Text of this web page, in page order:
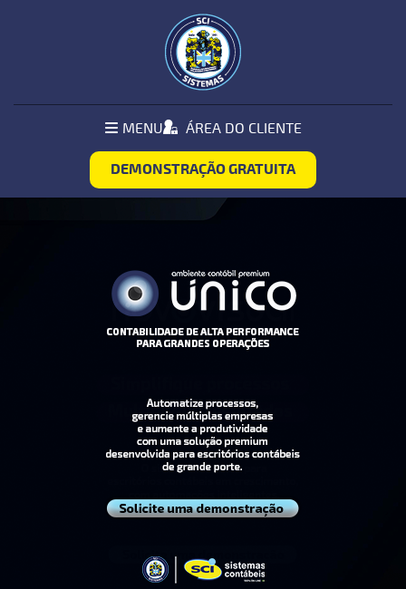
MENU ÁREA DO CLIENTE
DEMONSTRAÇÃO GRATUITA